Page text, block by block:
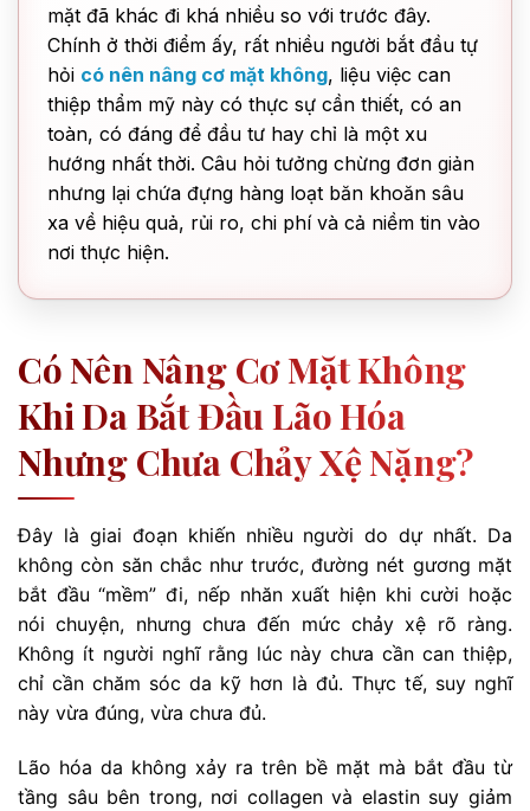
mặt đã khác đi khá nhiều so với trước đây.
Chính ở thời điểm ấy, rất nhiều người bắt đầu tự
hỏi có nên nâng cơ mặt không, liệu việc can
thiệp thẩm mỹ này có thực sự cần thiết, có an
toàn, có đáng để đầu tư hay chỉ là một xu
hướng nhất thời. Câu hỏi tưởng chừng đơn giản
nhưng lại chứa đựng hàng loạt băn khoăn sâu
xa về hiệu quả, rủi ro, chi phí và cả niềm tin vào
nơi thực hiện.
Có Nên Nâng Cơ Mặt Không
Khi Da Bắt Đầu Lão Hóa
Nhưng Chưa Chảy Xệ Nặng?
Đây là giai đoạn khiến nhiều người do dự nhất. Da
không còn săn chắc như trước, đường nét gương mặt
bắt đầu “mềm” đi, nếp nhăn xuất hiện khi cười hoặc
nói chuyện, nhưng chưa đến mức chảy xệ rõ ràng.
Không ít người nghĩ rằng lúc này chưa cần can thiệp,
chỉ cần chăm sóc da kỹ hơn là đủ. Thực tế, suy nghĩ
này vừa đúng, vừa chưa đủ.
Lão hóa da không xảy ra trên bề mặt mà bắt đầu từ
tầng sâu bên trong, nơi collagen và elastin suy giảm